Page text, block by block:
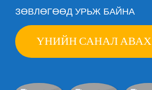
ЗӨВЛӨГӨӨД УРЬЖ БАЙНА
ҮНИЙН САНАЛ АВАХ